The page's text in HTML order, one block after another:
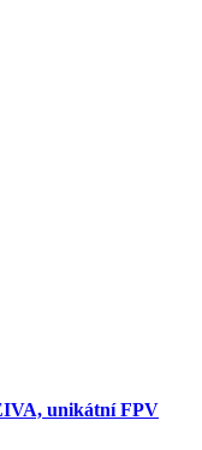
unikátní FPV